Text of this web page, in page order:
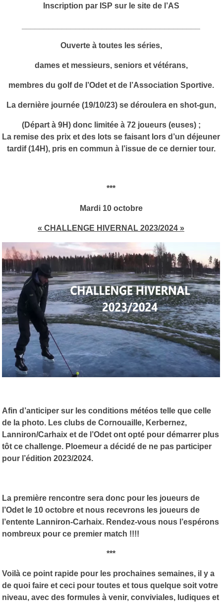
Inscription par ISP sur le site de l’AS
Ouverte à toutes les séries,
dames et messieurs, seniors et vétérans,
membres du golf de l’Odet et de l’Association Sportive.
La dernière journée (19/10/23) se déroulera en shot-gun,
(Départ à 9H) donc limitée à 72 joueurs (euses) ;
La remise des prix et des lots se faisant lors d’un déjeuner
tardif (14H), pris en commun à l’issue de ce dernier tour.
***
Mardi 10 octobre
« CHALLENGE HIVERNAL 2023/2024 »
Afin d’anticiper sur les conditions météos telle que celle
de la photo. Les clubs de Cornouaille, Kerbernez,
Lanniron/Carhaix et de l’Odet ont opté pour démarrer plus
tôt ce challenge. Ploemeur a décidé de ne pas participer
pour l’édition 2023/2024.
La première rencontre sera donc pour les joueurs de
l’Odet le 10 octobre et nous recevrons les joueurs de
l’entente Lanniron-Carhaix. Rendez-vous nous l’espérons
nombreux pour ce premier match !!!!
***
Voilà ce point rapide pour les prochaines semaines, il y a
de quoi faire et ceci pour toutes et tous quelque soit votre
niveau, avec des formules à venir, conviviales, ludiques et